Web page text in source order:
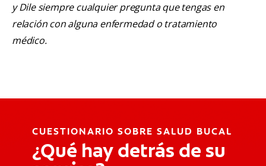
y Dile siempre cualquier pregunta que tengas en
relación con alguna enfermedad o tratamiento
médico.
CUESTIONARIO SOBRE SALUD BUCAL
¿Qué hay detrás de su